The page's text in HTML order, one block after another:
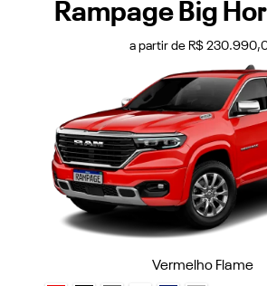
Rampage Big
a partir de R$
Vermelho Flame